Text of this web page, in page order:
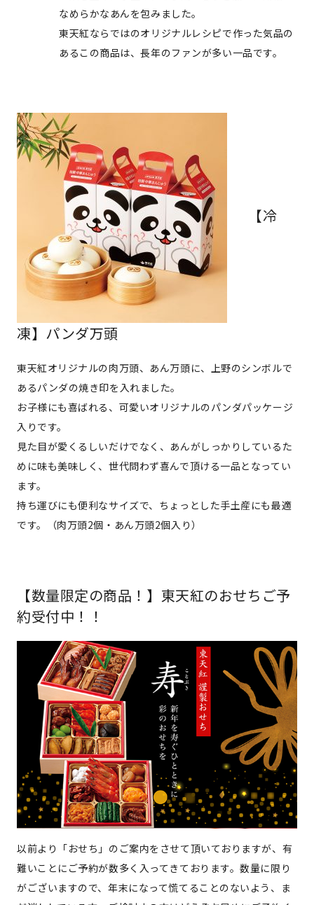
なめらかなあんを包みました。
東天紅ならではのオリジナルレシピで作った気品の
あるこの商品は、長年のファンが多い一品です。
【冷
凍】パンダ万頭
東天紅オリジナルの肉万頭、あん万頭に、上野のシンボルで
あるパンダの焼き印を入れました。
お子様にも喜ばれる、可愛いオリジナルのパンダパッケージ
入りです。
見た目が愛くるしいだけでなく、あんがしっかりしているた
めに味も美味しく、世代問わず喜んで頂ける一品となってい
ます。
持ち運びにも便利なサイズで、ちょっとした手土産にも最適
です。（肉万頭2個・あん万頭2個入り）
【数量限定の商品！】東天紅のおせちご予
約受付中！！
以前より「おせち」のご案内をさせて頂いておりますが、有
難いことにご予約が数多く入ってきております。数量に限り
がございますので、年末になって慌てることのないよう、ま